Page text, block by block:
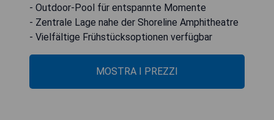
- Outdoor-Pool für entspannte Momente
- Zentrale Lage nahe der Shoreline Amphitheatre
- Vielfältige Frühstücksoptionen verfügbar
MOSTRA I PREZZI